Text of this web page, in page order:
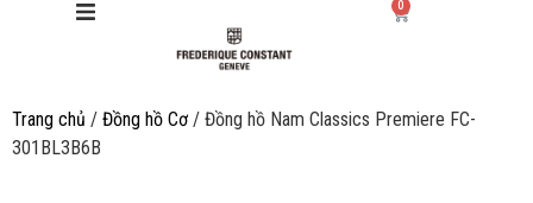
Giới thiệu
0
Trang chủ / Đồng hồ Cơ / Đồng hồ Nam Classics Premiere FC-
301BL3B6B